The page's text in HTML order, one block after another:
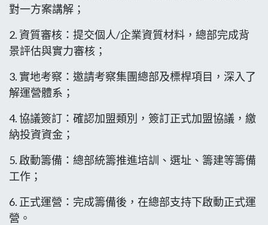
對一方案講解；
2. 資質審核：提交個人/企業資質材料，總部完成背
景評估與實力審核；
3. 實地考察：邀請考察集團總部及標桿項目，深入了
解運營體系；
4. 協議簽訂：確認加盟類別，簽訂正式加盟協議，繳
納投資資金；
5. 啟動籌備：總部統籌推進培訓、選址、籌建等籌備
工作；
6. 正式運營：完成籌備後，在總部支持下啟動正式運
營。